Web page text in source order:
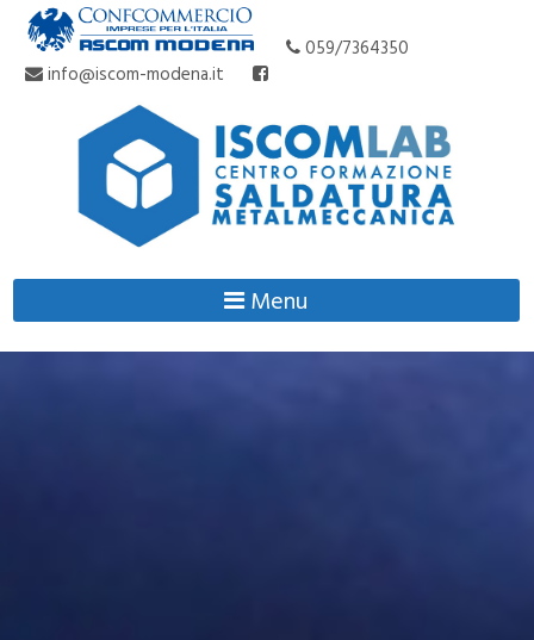
Menu
059/7364350
info@iscom-modena.it